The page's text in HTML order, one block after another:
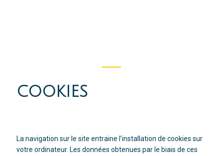
COOKIES
La navigation sur le site entraine l’installation de cookies sur
votre ordinateur. Les données obtenues par le biais de ces